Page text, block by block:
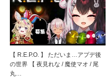
【 R.E.P.O. 】 ただいま…アプデ後
の世界 【 夜見れな / 魔使マオ / 尾
丸…